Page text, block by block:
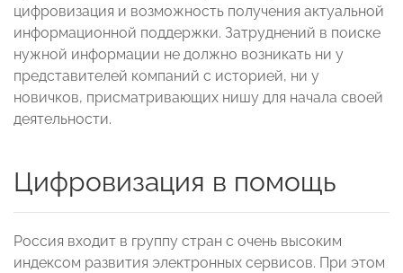
цифровизация и возможность получения актуальной
информационной поддержки. Затруднений в поиске
нужной информации не должно возникать ни у
представителей компаний с историей, ни у
новичков, присматривающих нишу для начала своей
деятельности.
Цифровизация в помощь
Россия входит в группу стран с очень высоким
индексом развития электронных сервисов. При этом